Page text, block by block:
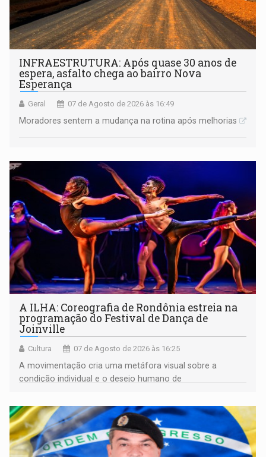
INFRAESTRUTURA: Após quase 30 anos de
espera, asfalto chega ao bairro Nova
Esperança
Geral 07 de Agosto de 2026 às 16:49
Moradores sentem a mudança na rotina após melhorias
A ILHA: Coreografia de Rondônia estreia na
programação do Festival de Dança de
Joinville
Cultura 07 de Agosto de 2026 às 16:25
A movimentação cria uma metáfora visual sobre a
condição individual e o desejo humano de